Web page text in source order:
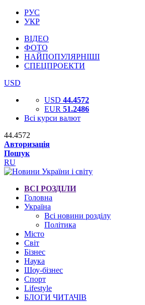
РУС
УКР
ВІДЕО
ФОТО
НАЙПОПУЛЯРНІШІ
СПЕЦПРОЕКТИ
USD
USD 44.4572
EUR 51.2486
Всі курси валют
44.4572
Авторизація
Пошук
RU
ВСІ РОЗДІЛИ
Головна
Україна
Всі новини розділу
Політика
Місто
Світ
Бізнес
Наука
Шоу-бізнес
Спорт
Lifestyle
БЛОГИ ЧИТАЧІВ